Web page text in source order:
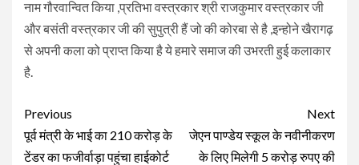
नाम गौरवान्वित किया ,प्रतिभा वस्त्रकार श्री राजकुमार वस्त्रकार जी
और बसंती वस्त्रकार जी की सुपुत्री हैं जो की कोरबा से है ,इन्होने खैरागढ़
से अपनी कला को प्राप्त किया है ये हमारे समाज की उभरती हुई कलाकार
है.
Continue
Reading
Previous
पूर्व मंत्री के भाई का 210 करोड़ के
टेंडर का फजीर्वाड़ा पहुंचा हाईकोर्ट
Next
जेएन पाण्डेय स्कूल के नवीनीकरण
के लिए मिलेगी 5 करोड़ रुपए की